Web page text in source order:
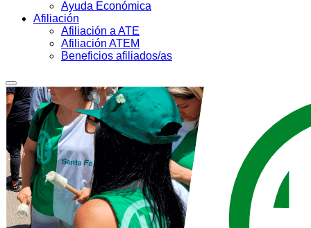
Ayuda Económica
Afiliación
Afiliación a ATE
Afiliación ATEM
Beneficios afiliados/as